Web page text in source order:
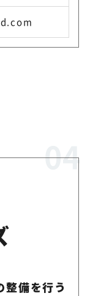
整備を行う